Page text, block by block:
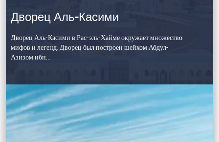
Дворец Аль-Касими
Дворец Аль-Касими в Рас-эль-Хайме окружает множество
мифов и легенд. Дворец был построен шейхом Абдул-
Азизом ибн…